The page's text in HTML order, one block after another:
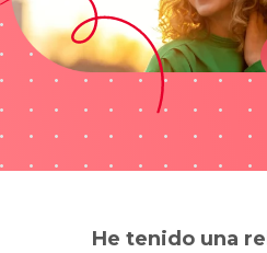
He tenido una